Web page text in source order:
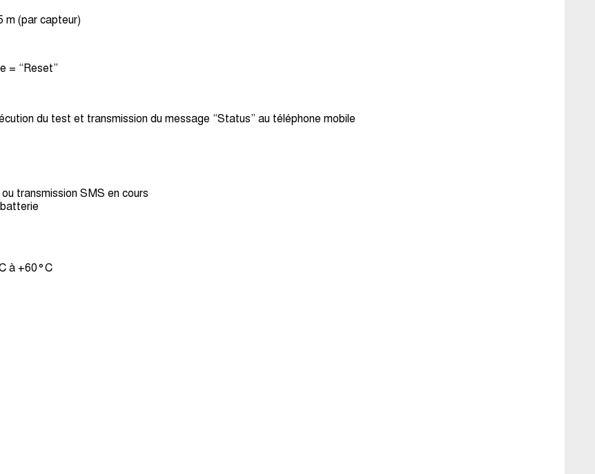
m (par capteur)
= “Reset”
du test et transmission du message “Status” au téléphone mobile
transmission SMS en cours
à +60°C